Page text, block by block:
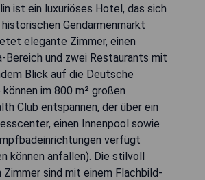
ist ein luxuriöses Hotel, das sich
Gendarmenmarkt
elegante Zimmer, einen
Bereich und zwei Restaurants mit
Blick auf die Deutsche
im 800 m² großen
Club entspannen, der über ein
einen Innenpool sowie
verfügt
können anfallen). Die stilvoll
sind mit einem Flachbild-